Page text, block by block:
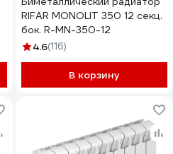
RIFAR MONOLIT 350 12 секц.
бок. R-MN-350-12
4.6(116)
В корзину